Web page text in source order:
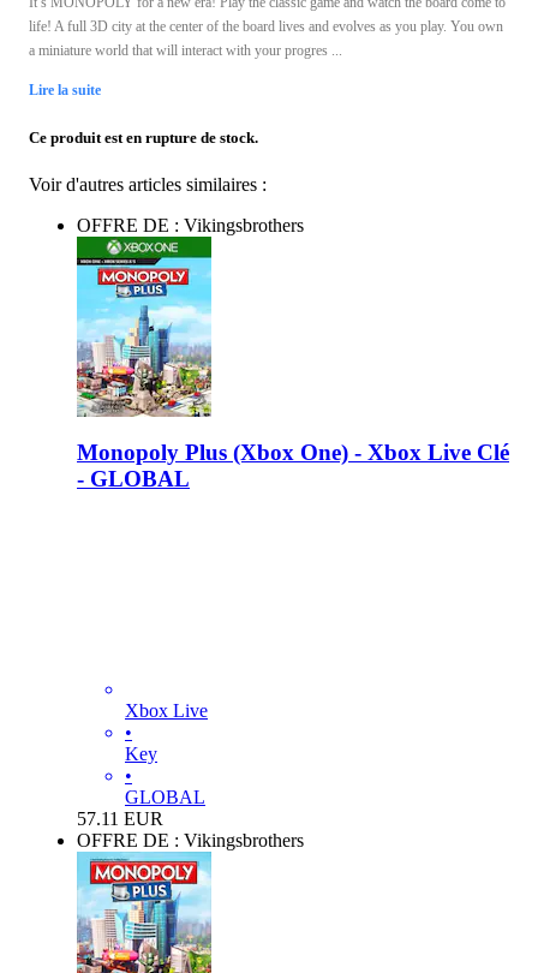
life! A full 3D city at the center of the board lives and evolves as you play. You own
a miniature world that will interact with your progres ...
Lire la suite
Ce produit est en rupture de stock.
Voir d'autres articles similaires :
OFFRE DE : Vikingsbrothers
Monopoly Plus (Xbox One) - Xbox Live Clé
- GLOBAL
Xbox Live
•
Key
•
GLOBAL
57.11 EUR
OFFRE DE : Vikingsbrothers